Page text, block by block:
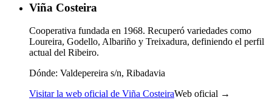
Viña Costeira
Cooperativa fundada en 1968. Recuperó variedades como
Loureira, Godello, Albariño y Treixadura, definiendo el perfil
actual del Ribeiro.
Dónde: Valdepereira s/n, Ribadavia
Visitar la web oficial de Viña CosteiraWeb oficial →